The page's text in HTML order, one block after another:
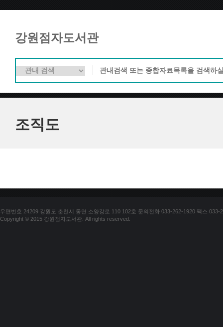
강원점자도서관
조직도
우편번호 24209 강원도 춘천시 동면 소양강로 110 102호 문의전화 033-262-1920 팩스 033-
Copyright © 2015 강원점자도서관. All rights reserved.